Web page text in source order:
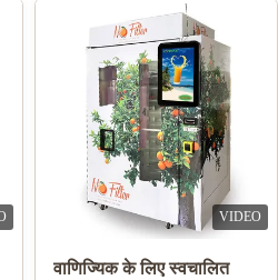
VIDEO
नोट भुगतान ऑरेंज जूस वेंडिंग